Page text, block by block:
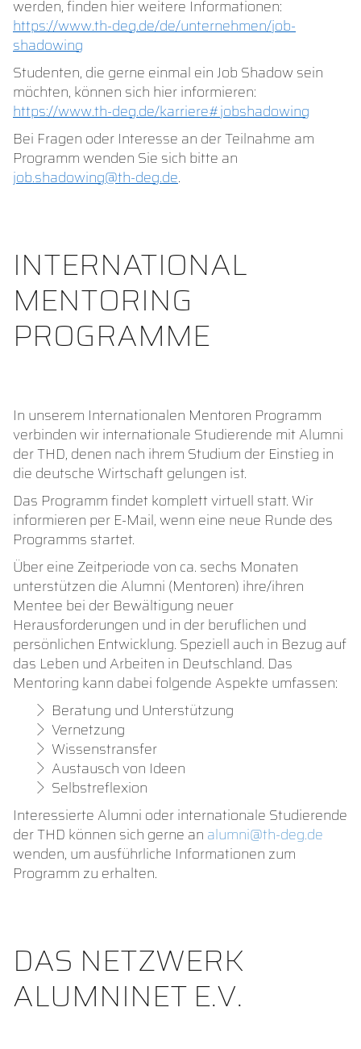
werden, finden hier weitere Informationen:
https://www.th-deg.de/de/unternehmen/job-
shadowing
Studenten, die gerne einmal ein Job Shadow sein
möchten, können sich hier informieren:
https://www.th-deg.de/karriere#jobshadowing
Bei Fragen oder Interesse an der Teilnahme am
Programm wenden Sie sich bitte an
job.shadowing@th-deg.de.
INTERNATIONAL
MENTORING
PROGRAMME
In unserem Internationalen Mentoren Programm
verbinden wir internationale Studierende mit Alumni
der THD, denen nach ihrem Studium der Einstieg in
die deutsche Wirtschaft gelungen ist.
Das Programm findet komplett virtuell statt. Wir
informieren per E-Mail, wenn eine neue Runde des
Programms startet.
Über eine Zeitperiode von ca. sechs Monaten
unterstützen die Alumni (Mentoren) ihre/ihren
Mentee bei der Bewältigung neuer
Herausforderungen und in der beruflichen und
persönlichen Entwicklung. Speziell auch in Bezug auf
das Leben und Arbeiten in Deutschland. Das
Mentoring kann dabei folgende Aspekte umfassen:
Beratung und Unterstützung
Vernetzung
Wissenstransfer
Austausch von Ideen
Selbstreflexion
Interessierte Alumni oder internationale Studierende
der THD können sich gerne an alumni@th-deg.de
wenden, um ausführliche Informationen zum
Programm zu erhalten.
DAS NETZWERK
ALUMNINET E.V.